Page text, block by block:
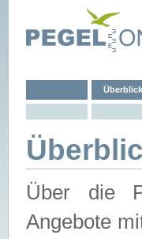
Überblick
Über die
Angebote